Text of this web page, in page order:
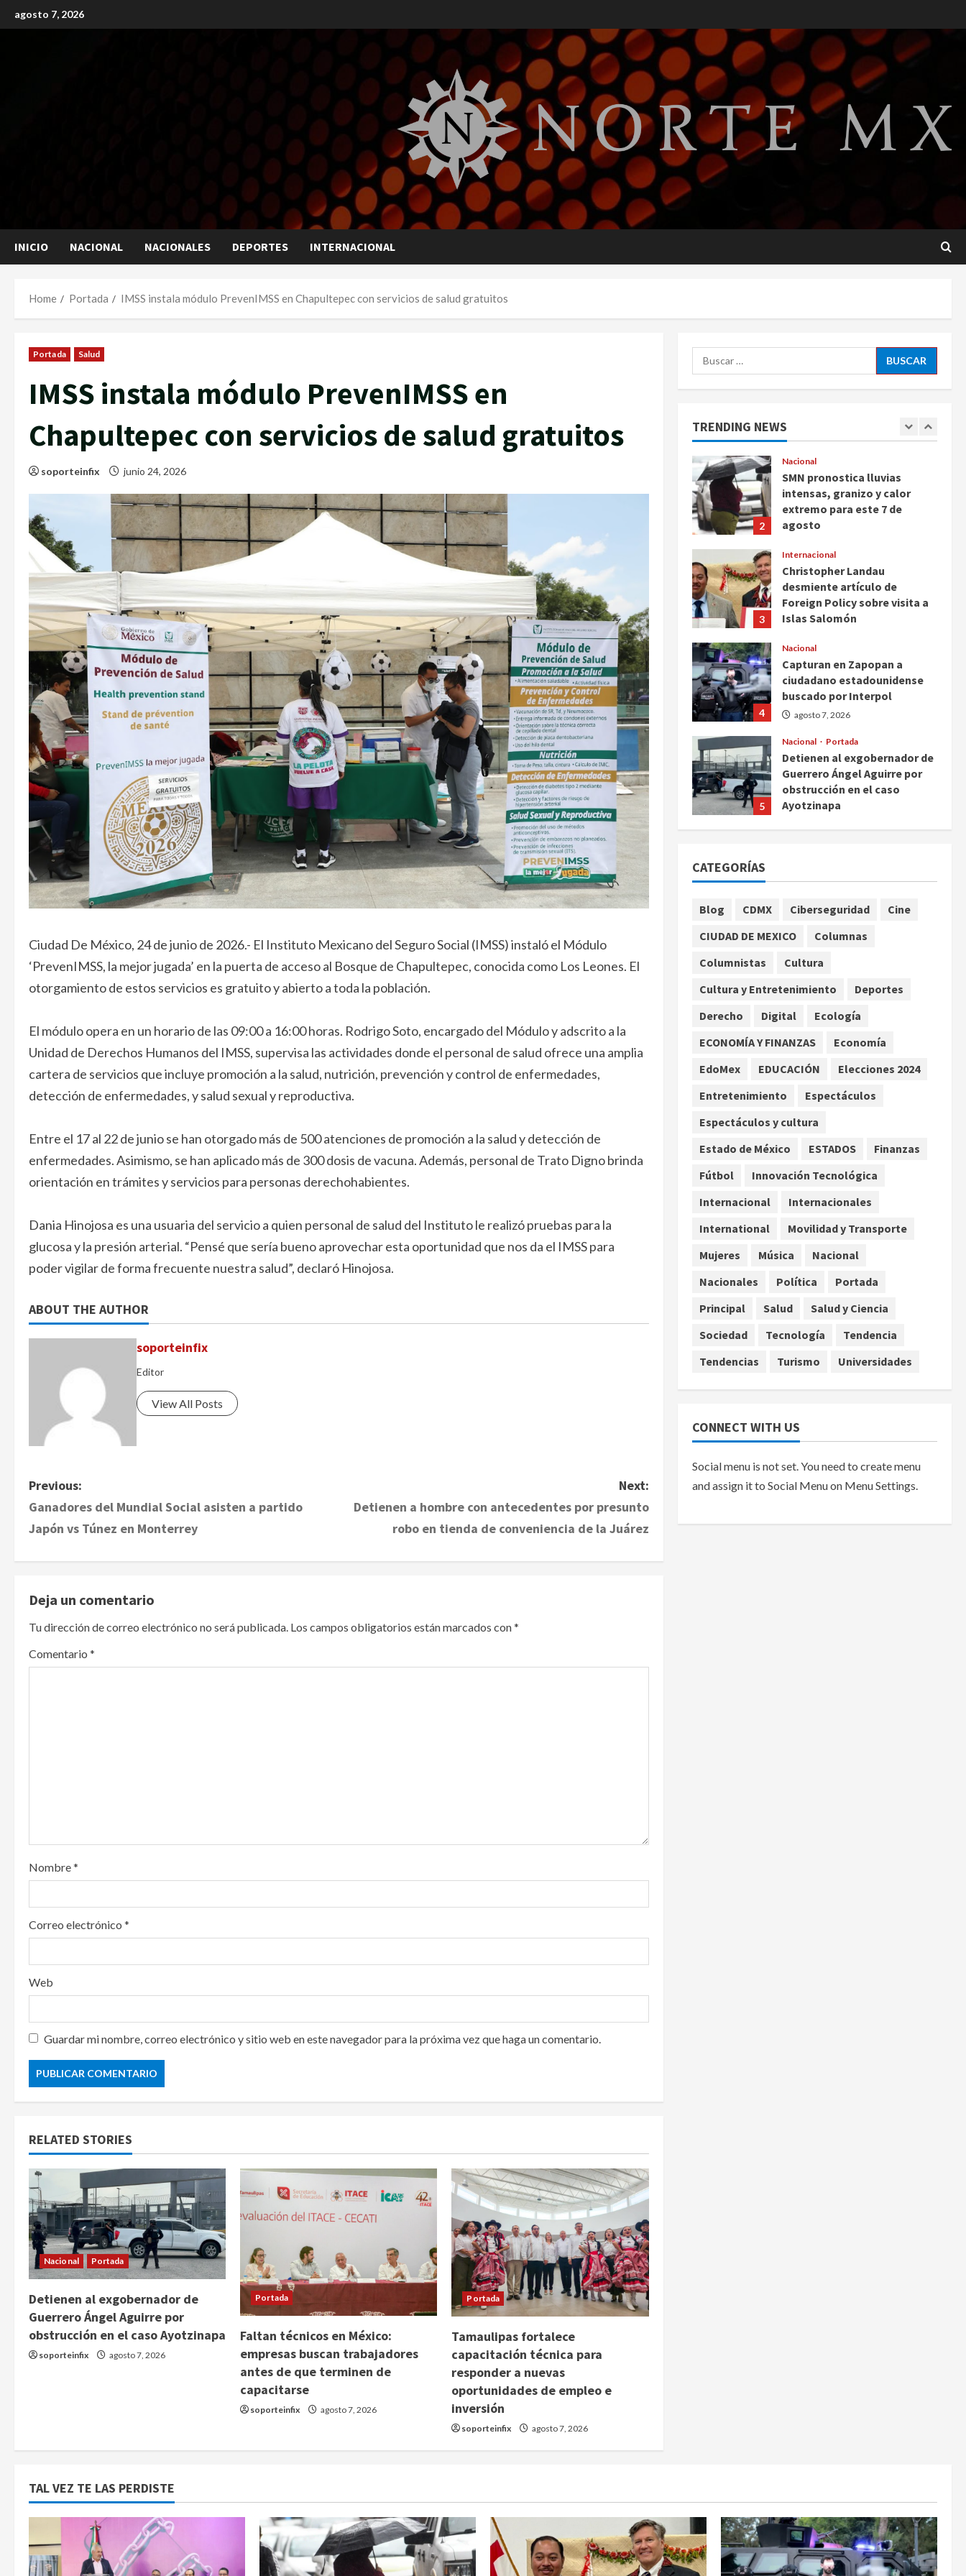
to
agosto 7, 2026
INICIO NACIONAL NACIONALES DEPORTES INTERNACIONAL
Home Portada IMSS instala módulo PrevenIMSS en Chapultepec con servicios de salud gratuitos
Portada Salud
IMSS instala módulo PrevenIMSS en
Chapultepec con servicios de salud gratuitos
soporteinfix junio 24, 2026
Ciudad De México, 24 de junio de 2026.- El Instituto Mexicano del Seguro Social (IMSS) instaló el Módulo
‘PrevenIMSS, la mejor jugada’ en la puerta de acceso al Bosque de Chapultepec, conocida como Los Leones. El
otorgamiento de estos servicios es gratuito y abierto a toda la población.
El módulo opera en un horario de las 09:00 a 16:00 horas. Rodrigo Soto, encargado del Módulo y adscrito a la
Unidad de Derechos Humanos del IMSS, supervisa las actividades donde el personal de salud ofrece una amplia
cartera de servicios que incluye promoción a la salud, nutrición, prevención y control de enfermedades,
detección de enfermedades, y salud sexual y reproductiva.
Entre el 17 al 22 de junio se han otorgado más de 500 atenciones de promoción a la salud y detección de
enfermedades. Asimismo, se han aplicado más de 300 dosis de vacuna. Además, personal de Trato Digno brinda
orientación en trámites y servicios para personas derechohabientes.
Dania Hinojosa es una usuaria del servicio a quien personal de salud del Instituto le realizó pruebas para la
glucosa y la presión arterial. “Pensé que sería bueno aprovechar esta oportunidad que nos da el IMSS para
poder vigilar de forma frecuente nuestra salud”, declaró Hinojosa.
ABOUT THE AUTHOR
soporteinfix
Editor
View All Posts
P
o
n
a
v
o
n
Previous:
Ganadores del Mundial Social asisten a partido
Japón vs Túnez en Monterrey
Next:
Detienen a hombre con antecedentes por presunto
robo en tienda de conveniencia de la Juárez
Deja un comentario
Tu dirección de correo electrónico no será publicada. Los campos obligatorios están marcados con*
Comentario *
Nombre*
Correo electrónico *
Web
Guardar mi nombre, correo electrónico y sitio web en este navegador para la próxima vez que haga un comentario.
RELATED STORIES
Nacional Portada
Detienen al exgobernador de
Guerrero Ángel Aguirre por
obstrucción en el caso Ayotzinapa
soporteinfix agosto 7, 2026
Portada
Faltan técnicos en México:
empresas buscan trabajadores
antes de que terminen de
capacitarse
soporteinfix agosto 7, 2026
Portada
Tamaulipas fortalece
capacitación técnica para
responder a nuevas
oportunidades de empleo e
inversión
soporteinfix agosto 7, 2026
Buscar:
TRENDING NEWS
2
intensas, granizo y calor
extremo para este 7 de
agosto 7, 2026
3
Internacional
Christopher Landau
desmiente artículo de
Foreign Policy sobre visita a
Islas Salomón
buscado por Interpol
obstrucción en el caso
1
Caliente
2
Nacional
SMN pronostica lluvias
intensas, granizo y calor
extremo para este 7 de
agosto
3
Internacional
Christopher Landau
desmiente artículo de
Foreign Policy sobre visita a
Islas Salomón
4
Nacional
Capturan en Zapopan a
ciudadano estadounidense
buscado por Interpol
agosto 7, 2026
5
Nacional Portada
Detienen al exgobernador de
Guerrero Ángel Aguirre por
obstrucción en el caso
Ayotzinapa
zona aguacatera y Tierra
agosto 7, 2026
2
SMN pronostica lluvias
intensas, granizo y calor
agosto
agosto 7, 2026
Internacional
Christopher Landau
Foreign Policy sobre visita a
agosto 7, 2026
4
Capturan en Zapopan a
ciudadano estadounidense
agosto 7, 2026
Nacional Portada
Detienen al exgobernador de
obstrucción en el caso
CATEGORÍAS
Blog CDMX Ciberseguridad
Cine
CIUDAD DE MEXICO
Columnas
Columnistas
Cultura
Cultura y Entretenimiento
Deportes
Derecho
Digital
Ecología
ECONOMÍA Y FINANZAS
Economía
EdoMex
EDUCACIÓN
Elecciones 2024
Entretenimiento
Espectáculos
Espectáculos y cultura
Estado de México
ESTADOS
Finanzas
Fútbol
Innovación Tecnológica
Internacional
Internacionales
International
Movilidad y Transporte
Mujeres
Música
Nacional
Nacionales
Política
Portada
Principal
Salud
Salud y Ciencia
Sociedad
Tecnología
Tendencia
Tendencias
Turismo Universidades
CONNECT WITH US
Social menu is not set. You need to create menu
and assign it to Social Menu on Menu Settings.
TAL VEZ TE LAS PERDISTE